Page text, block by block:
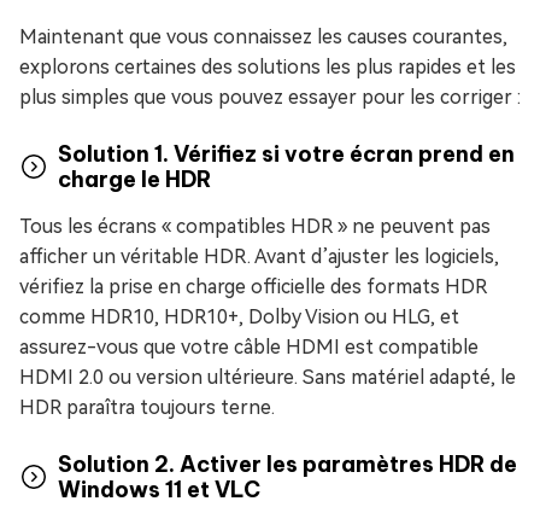
Maintenant que vous connaissez les causes courantes,
explorons certaines des solutions les plus rapides et les
plus simples que vous pouvez essayer pour les corriger :
Solution 1. Vérifiez si votre écran prend en
charge le HDR
Tous les écrans « compatibles HDR » ne peuvent pas
afficher un véritable HDR. Avant d’ajuster les logiciels,
vérifiez la prise en charge officielle des formats HDR
comme HDR10, HDR10+, Dolby Vision ou HLG, et
assurez-vous que votre câble HDMI est compatible
HDMI 2.0 ou version ultérieure. Sans matériel adapté, le
HDR paraîtra toujours terne.
Solution 2. Activer les paramètres HDR de
Windows 11 et VLC